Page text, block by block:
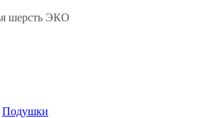
шерсть ЭКО
Подушки